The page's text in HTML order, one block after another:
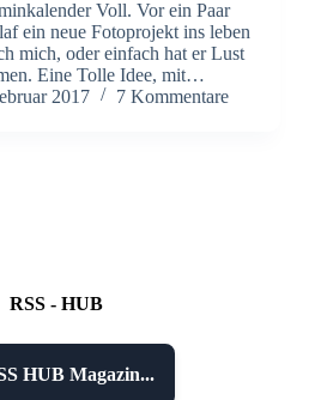
Voll. Vor ein Paar
ein neue Fotoprojekt ins leben
mich, oder einfach hat er Lust
Eine Tolle Idee, mit…
2017 7 Kommentare
RSS - HUB
HUB Magazin...